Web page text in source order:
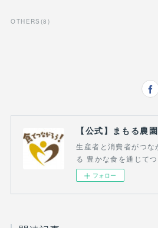
OTHERS (8 )
生産者と消費者がつ
る 豊かな食を通じて
フォロー